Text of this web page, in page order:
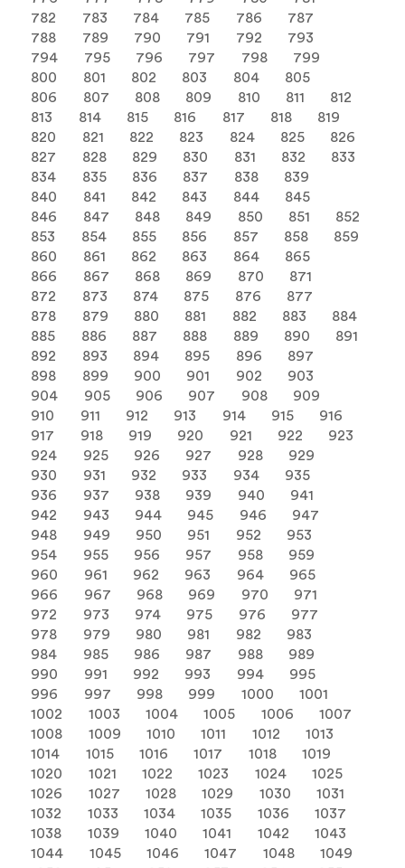
782
783 784 785 786
787
788
789 790 791 792
793
794
795 796 797 798
799
800
801 802 803 804
805
806
807 808 809 810 811
812
813
814 815 816 817 818
819
820
821 822 823 824 825
826
827
828 829 830 831 832
833
834
835 836 837 838
839
840
841 842 843 844
845
846
847 848 849 850 851
852
853
854 855 856 857 858
859
860
861 862 863 864
865
866
867 868 869 870
871
872
873 874 875 876
877
878
879 880 881 882 883
884
885
886 887 888 889 890
891
892
893 894 895 896
897
898
899 900 901 902
903
904
905 906 907 908
909
910
911 912 913 914 915
916
917
918 919 920 921 922
923
924
925 926 927 928
929
930
931 932 933 934
935
936
937 938 939 940
941
942
943 944 945 946
947
948
949 950 951 952
953
954
955 956 957 958
959
960
961 962 963 964
965
966
967 968 969 970
971
972
973 974 975 976
977
978
979 980 981 982
983
984
985 986 987 988
989
990
991 992 993 994
995
996
997 998 999 1000
1001
1002
1003 1004 1005 1006
1007
1008
1009 1010 1011 1012
1013
1014
1015 1016 1017 1018
1019
1020
1021 1022 1023 1024
1025
1026
1027 1028 1029 1030
1031
1032
1033 1034 1035 1036
1037
1038
1039 1040 1041 1042
1043
1044
1045 1046 1047 1048
1049